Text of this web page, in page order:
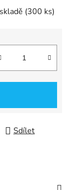
(300 ks)
Sdílet